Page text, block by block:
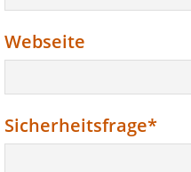
Webseite
Pflichtfeld
Sicherheitsfrage*